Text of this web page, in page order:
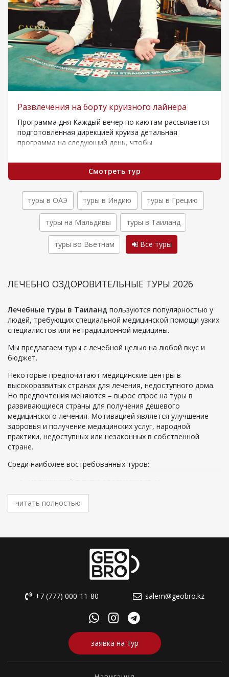
Развлечения на борту круизного лайнера
Программа дня Каждый вечер по каютам рассылается
подготовленная дирекцией круиза детальная
программа на следующий день, чтобы
Смотреть тур
туры в ОАЭ туры в Индию туры в Грецию
туры на Мальдивы туры в Таиланд
туры во Вьетнам Все туры
ЛЕЧЕБНО ОЗДОРОВИТЕЛЬНЫЕ ТУРЫ 2026
Лечебные туры в Таиланд пользуются популярностью у
людей, требующих специальной медицинской помощи узких
специалистов или нетрадиционной медицины.
Мы предлагаем туры с лечебной целью на любой вкус и
бюджет.
Некоторые предпочитают медицинские центры в
высокоразвитых странах для лечения, недоступного дома.
Но предпочтения меняются – вырос спрос на туры в
развивающиеся страны для получения дешевого
медицинского лечения. Мотивацией является улучшение
здоровья и получение медицинских услуг, народной
практики, недоступных или незаконных в собственной
стране.
Среди наиболее востребованных туров:
медицинский туризм с возможностью
воспользоваться хирургическими и косметическими
операциями или аналогичными процедурами;
стоматологический туризм;
практически все виды медицинской помощи, включая
психиатрию, альтернативную медицину;
реабилитационная помощь;
Туры, связанные со здоровьем, требуют длительного
пребывания за границей и возможности попасть к
конкретному врачу или клинику. Подготовка к поездке с
индивидуальными требованиями занимает определенное
время, поэтому производится с предварительным
читать полностью
+7 (777) 000-11-80 salem@geobro.kz
заявка на тур